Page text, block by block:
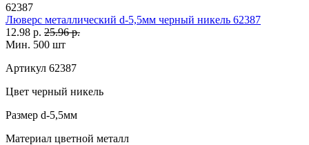
62387
Люверс металлический d-5,5мм черный никель 62387
12.98 р. 25.96 р.
Мин. 500 шт
Артикул 62387
Цвет черный никель
Размер d-5,5мм
Материал цветной металл